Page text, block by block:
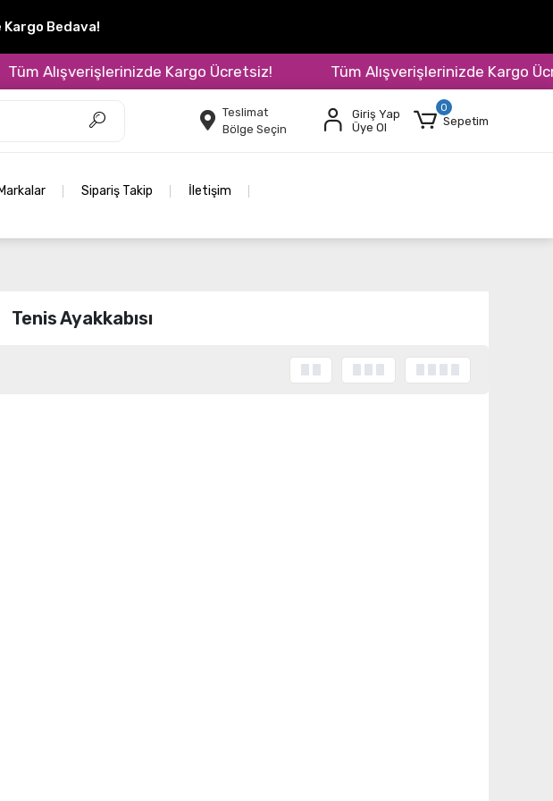
Kargo Bedava!
Alışverişlerinizde Kargo Ücretsiz! Tüm Alışverişlerinizde Kargo
Teslimat
Bölge Seçin
Giriş Yap
Üye Ol
0
Sepetim
Markalar Sipariş Takip İletişim
Tenis Ayakkabısı